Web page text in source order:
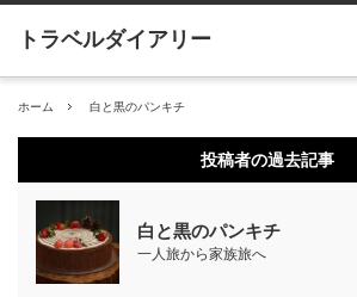
ホーム 白と黒のパンキチ
投稿者の過去記事
白と黒のパンキチ
一人旅から家族旅へ